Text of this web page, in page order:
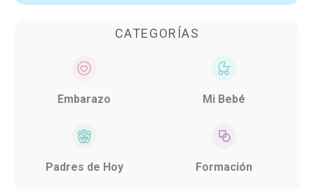
CATEGORÍAS
Embarazo Mi Bebé
Padres de Hoy Formación